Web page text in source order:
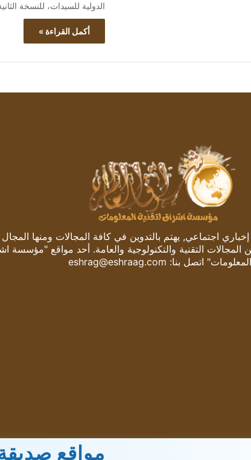
الدولية للسيدات، للنسخة
أكمل القراءة »
اجتماعي, يهتم بالتدوين في كافة المجالات ومنها المجال
المجالات التقنية والتكنولوجية والعامة. أحد مواقع "مؤسسة
المعلومات" اتصل بنا: eshrag@eshraag.com
مواقع